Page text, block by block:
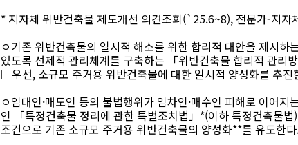
* 지자체 위반건축물 제도개선 의견조회(`25.6~8), 전문가-지
ㅇ기존 위반건축물의 일시적 해소를 위한 합리적 대안을 제시하
있도록 선제적 관리체계를 구축하는 「위반건축물 합리적 관리
□우선, 소규모 주거용 위반건축물에 대한 일시적 양성화를 추진
ㅇ임대인·매도인 등의 불법행위가 임차인·매수인 피해로 이어
인 「특정건축물 정리에 관한 특별조치법」*(이하 특정건축물
조건으로 기존 소규모 주거용 위반건축물의 양성화**를 유도한